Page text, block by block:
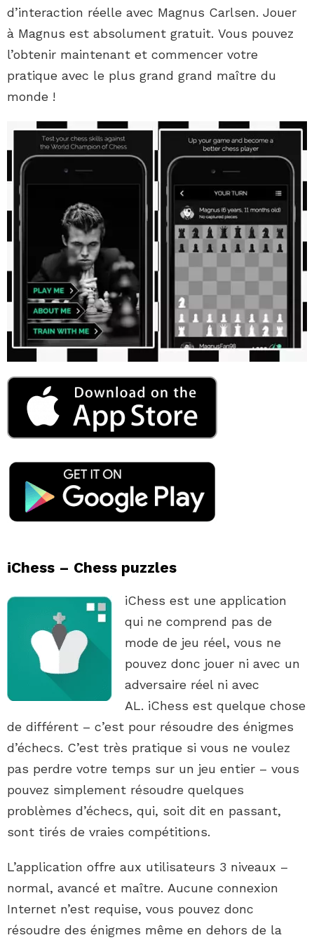
d’interaction réelle avec Magnus Carlsen. Jouer
à Magnus est absolument gratuit. Vous pouvez
l’obtenir maintenant et commencer votre
pratique avec le plus grand grand maître du
monde !
iChess – Chess puzzles
iChess est une application
qui ne comprend pas de
mode de jeu réel, vous ne
pouvez donc jouer ni avec un
adversaire réel ni avec
AL. iChess est quelque chose
de différent – c’est pour résoudre des énigmes
d’échecs. C’est très pratique si vous ne voulez
pas perdre votre temps sur un jeu entier – vous
pouvez simplement résoudre quelques
problèmes d’échecs, qui, soit dit en passant,
sont tirés de vraies compétitions.
L’application offre aux utilisateurs 3 niveaux –
normal, avancé et maître. Aucune connexion
Internet n’est requise, vous pouvez donc
résoudre des énigmes même en dehors de la